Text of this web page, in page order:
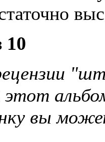
10
этот
вы